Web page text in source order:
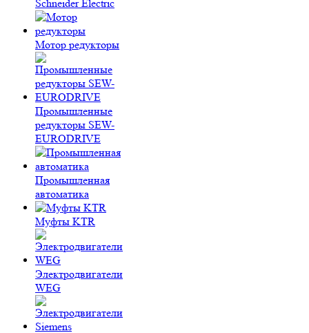
Schneider Electric
Мотор редукторы
Промышленные
редукторы SEW-
EURODRIVE
Промышленная
автоматика
Муфты KTR
Электродвигатели
WEG